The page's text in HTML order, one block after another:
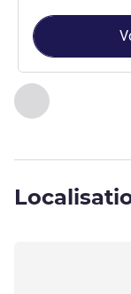
Précédent -
Page ,